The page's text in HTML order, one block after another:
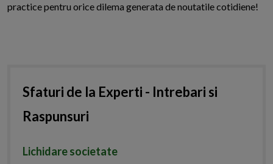
practice pentru orice dilema generata de noutatile cotidiene!
Sfaturi de la Experti - Intrebari si
Raspunsuri
Lichidare societate